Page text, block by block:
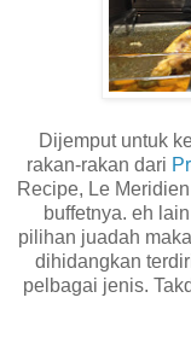
Dijemput untuk
rakan-rakan dari
Recipe, Le
buffetnya. eh
pilihan juadah
dihidangkan
pelbagai jenis.